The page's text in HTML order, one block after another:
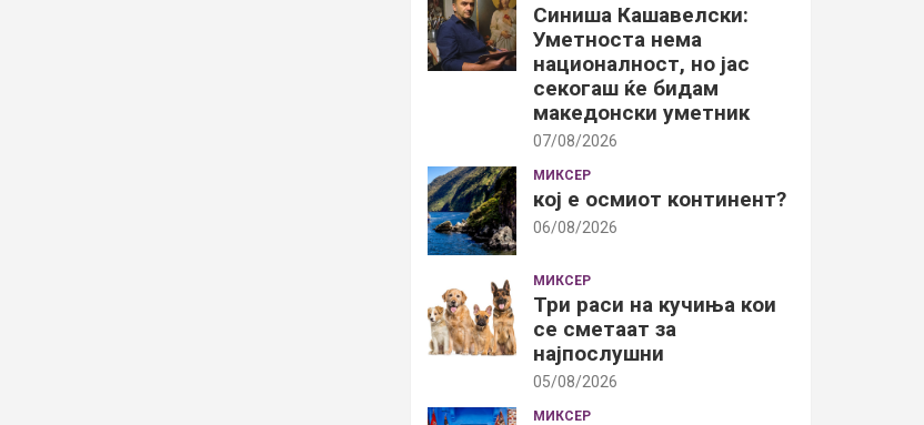
Синиша Кашавелски:
Уметноста нема
националност, но јас
секогаш ќе бидам
македонски уметник
07/08/2026
МИКСЕР
кој е осмиот континент?
06/08/2026
МИКСЕР
Три раси на кучиња кои
се сметаат за
најпослушни
05/08/2026
МИКСЕР